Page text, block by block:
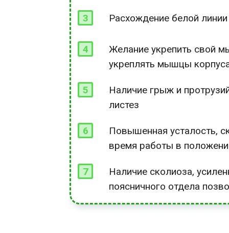
3 Расхождение белой
4
Желание укрепить свой
укреплять мышцы
5
Наличие грыж и
листез
6
Повышенная усталость,
время работы в
7
Наличие сколиоза,
поясничного отдела